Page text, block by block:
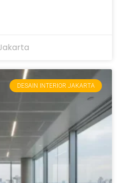
DESAIN INTERIOR JAKARTA